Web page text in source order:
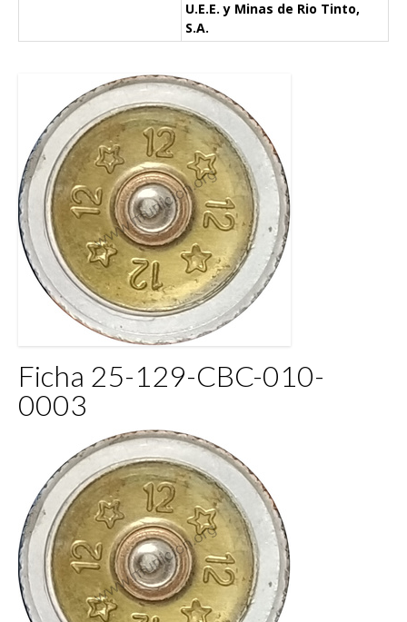
U.E.E. y Minas de Rio Tinto,
S.A.
Ficha 25-129-CBC-010-
0003